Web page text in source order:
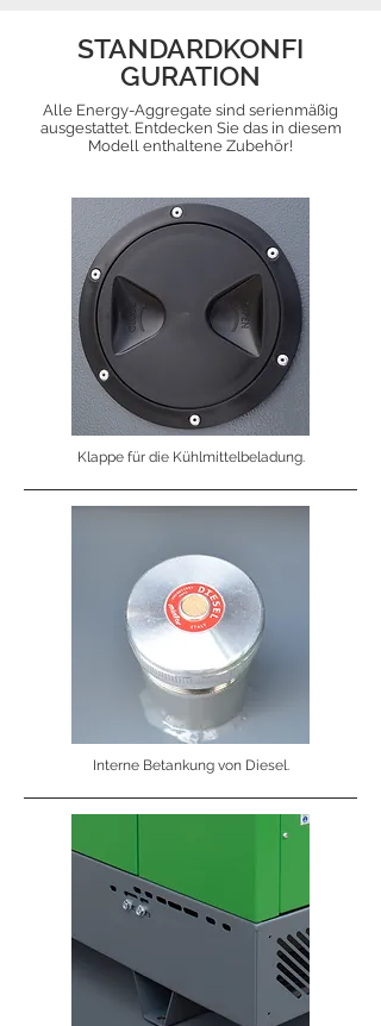
STANDARDKONFI
GURATION
Alle Energy-Aggregate sind serienmäßig
ausgestattet. Entdecken Sie das in diesem
Modell enthaltene Zubehör!
Klappe für die Kühlmittelbeladung.
Interne Betankung von Diesel.